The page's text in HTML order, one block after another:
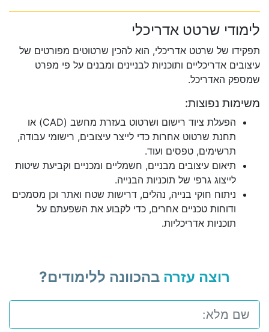
לימודי שרטט אדריכלי
תפקידו של שרטט אדריכלי, הוא להכין שרטוטים מפורטים של
עיצובים אדריכליים ותוכניות לבניינים ומבנים על פי מפרט
שמספק האדריכל.
משימות נפוצות:
הפעלת ציוד רישום ושרטוט בעזרת מחשב (CAD) או
תחנת שרטוט אחרות כדי לייצר עיצובים, רישומי עבודה,
תרשימים, טפסים ועוד.
תיאום עיצובים מבניים, חשמליים ומכניים וקביעת שיטות
לייצוג גרפי של תוכניות הבנייה.
ניתוח חוקי בנייה, נהלים, דרישות שטח ואתר וכן מסמכים
ודוחות טכניים אחרים, כדי לקבוע את השפעתם על
תוכניות אדריכליות.
רוצה עזרה בהכוונה ללימודים?